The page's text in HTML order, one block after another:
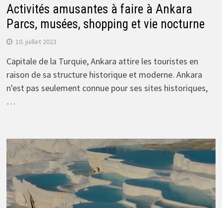
Activités amusantes à faire à Ankara
Parcs, musées, shopping et vie nocturne
10. juillet 2023
Capitale de la Turquie, Ankara attire les touristes en
raison de sa structure historique et moderne. Ankara
n'est pas seulement connue pour ses sites historiques,
…